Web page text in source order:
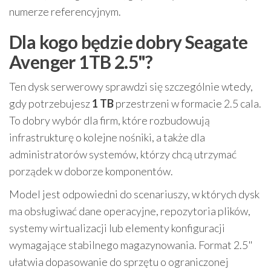
numerze referencyjnym.
Dla kogo będzie dobry Seagate
Avenger 1TB 2.5"?
Ten dysk serwerowy sprawdzi się szczególnie wtedy,
gdy potrzebujesz1 TBprzestrzeni w formacie 2.5 cala.
To dobry wybór dla firm, które rozbudowują
infrastrukturę o kolejne nośniki, a także dla
administratorów systemów, którzy chcą utrzymać
porządek w doborze komponentów.
Model jest odpowiedni do scenariuszy, w których dysk
ma obsługiwać dane operacyjne, repozytoria plików,
systemy wirtualizacji lub elementy konfiguracji
wymagające stabilnego magazynowania. Format 2.5"
ułatwia dopasowanie do sprzętu o ograniczonej